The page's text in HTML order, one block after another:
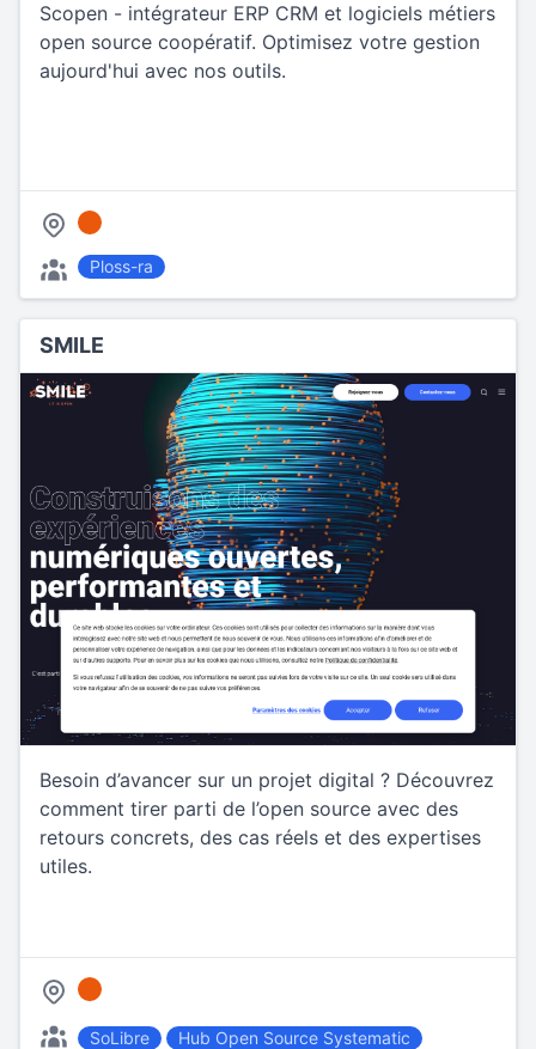
Scopen - intégrateur ERP CRM et logiciels métiers
open source coopératif. Optimisez votre gestion
aujourd'hui avec nos outils.
Ploss-ra
SMILE
Besoin d’avancer sur un projet digital ? Découvrez
comment tirer parti de l’open source avec des
retours concrets, des cas réels et des expertises
utiles.
SoLibre
Hub Open Source Systematic